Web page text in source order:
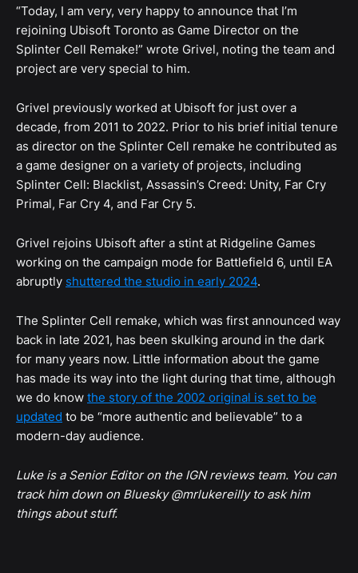
“Today, I am very, very happy to announce that I’m
rejoining Ubisoft Toronto as Game Director on the
Splinter Cell Remake!” wrote Grivel, noting the team and
project are very special to him.
Grivel previously worked at Ubisoft for just over a
decade, from 2011 to 2022. Prior to his brief initial tenure
as director on the Splinter Cell remake he contributed as
a game designer on a variety of projects, including
Splinter Cell: Blacklist, Assassin’s Creed: Unity, Far Cry
Primal, Far Cry 4, and Far Cry 5.
Grivel rejoins Ubisoft after a stint at Ridgeline Games
working on the campaign mode for Battlefield 6, until EA
abruptly shuttered the studio in early 2024.
The Splinter Cell remake, which was first announced way
back in late 2021, has been skulking around in the dark
for many years now. Little information about the game
has made its way into the light during that time, although
we do know the story of the 2002 original is set to be
updated to be “more authentic and believable” to a
modern-day audience.
Luke is a Senior Editor on the IGN reviews team. You can
track him down on Bluesky @mrlukereilly to ask him
things about stuff.